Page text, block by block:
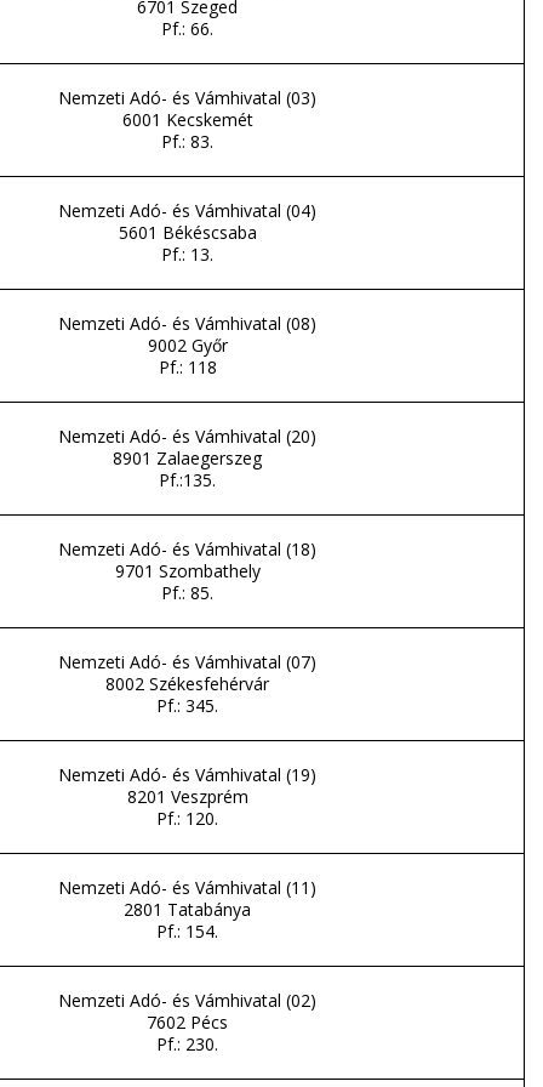
6701 Szeged
Pf.: 66.
Nemzeti Adó- és Vámhivatal (03)
6001 Kecskemét
Pf.: 83.
Nemzeti Adó- és Vámhivatal (04)
5601 Békéscsaba
Pf.: 13.
Nemzeti Adó- és Vámhivatal (08)
9002 Győr
Pf.: 118
Nemzeti Adó- és Vámhivatal (20)
8901 Zalaegerszeg
Pf.:135.
Nemzeti Adó- és Vámhivatal (18)
9701 Szombathely
Pf.: 85.
Nemzeti Adó- és Vámhivatal (07)
8002 Székesfehérvár
Pf.: 345.
Nemzeti Adó- és Vámhivatal (19)
8201 Veszprém
Pf.: 120.
Nemzeti Adó- és Vámhivatal (11)
2801 Tatabánya
Pf.: 154.
Nemzeti Adó- és Vámhivatal (02)
7602 Pécs
Pf.: 230.